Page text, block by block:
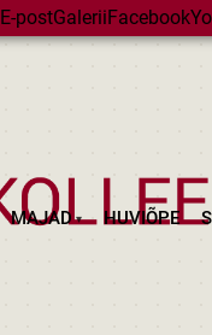
E-postGaleriiFacebook
MAJAD HUVIÕPE